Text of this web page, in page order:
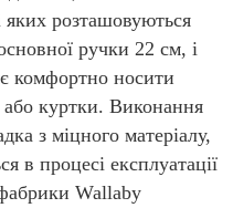
яких розташовуються
ручки 22 см, і
комфортно носити
або куртки. Виконання
з міцного матеріалу,
в процесі експлуатації
Wallaby